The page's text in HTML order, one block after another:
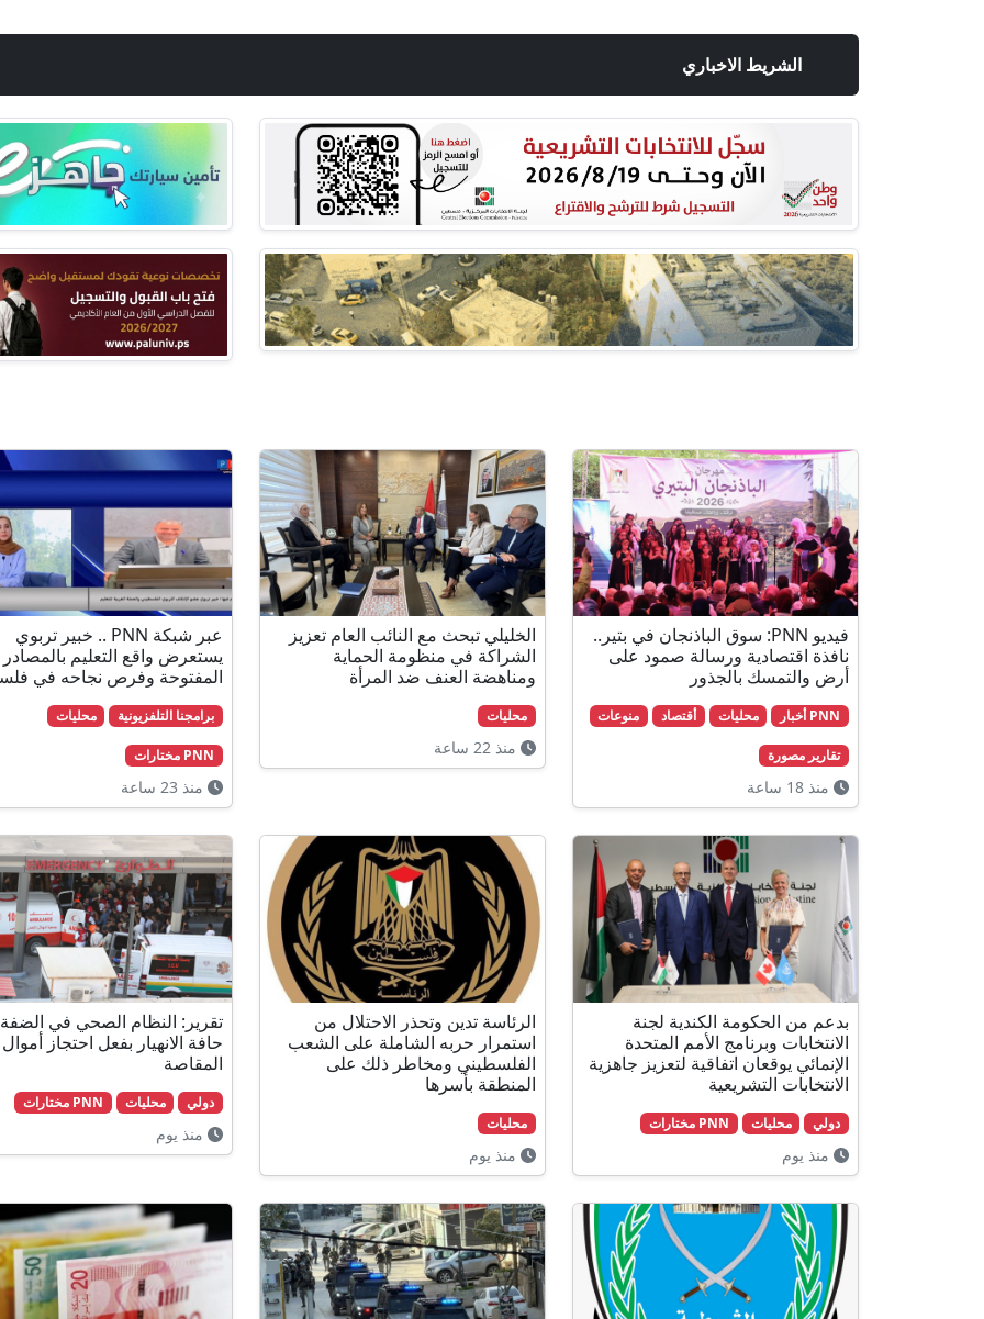
الشريط الاخباري
فيديو PNN: سوق الباذنجان في بتير..
نافذة اقتصادية ورسالة صمود على
أرض والتمسك بالجذور
PNN أخبار محليات أقتصاد منوعات
تقارير مصورة
منذ 18 ساعة
الخليلي تبحث مع النائب العام تعزيز
الشراكة في منظومة الحماية
ومناهضة العنف ضد المرأة
محليات
منذ 22 ساعة
عبر شبكة PNN .. خبير تربوي
يستعرض واقع التعليم بالمصادر
المفتوحة وفرص نجاحه في
برامجنا التلفزيونية محليات
PNN مختارات
منذ 23 ساعة
بدعم من الحكومة الكندية لجنة
الانتخابات وبرنامج الأمم المتحدة
الإنمائي يوقعان اتفاقية لتعزيز جاهزية
الانتخابات التشريعية
دولي محليات PNN مختارات
منذ يوم
الرئاسة تدين وتحذر الاحتلال من
استمرار حربه الشاملة على الشعب
الفلسطيني ومخاطر ذلك على
المنطقة بأسرها
محليات
منذ يوم
تقرير: النظام الصحي في
حافة الانهيار بفعل احتجاز أموال
المقاصة
دولي محليات PNN مختارات
منذ يوم